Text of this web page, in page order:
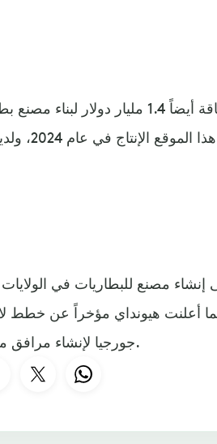
جورجيا لإنشاء مرافق مخصصة لتصنيع السيارات الكهربائية والبطاريات.